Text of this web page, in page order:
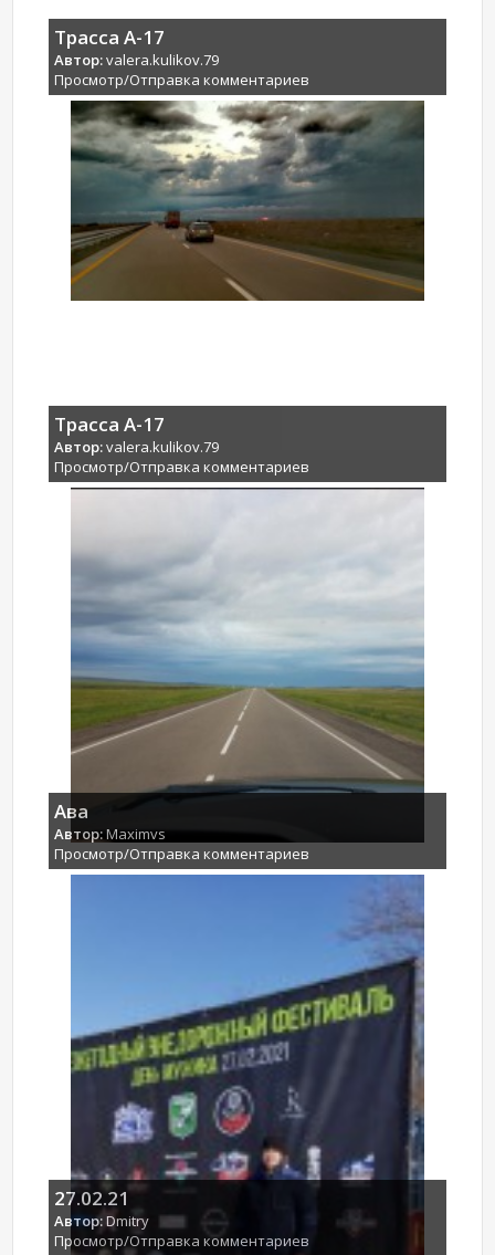
Трасса А-17
Автор:valera.kulikov.79
Просмотр/Отправка комментариев
Трасса А-17
Автор:valera.kulikov.79
Просмотр/Отправка комментариев
Ава
Автор: Maximvs
Просмотр/Отправка комментариев
27.02.21
Автор:Dmitry
Просмотр/Отправка комментариев